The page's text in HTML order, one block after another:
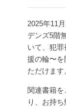
2025年11
デンズ5階
いて、犯
援の輪〜を
ただけます
関連書籍
り、お持